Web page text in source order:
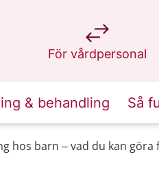
För vårdpersonal
på 1177.se
& behandling Så
hos barn – vad du kan